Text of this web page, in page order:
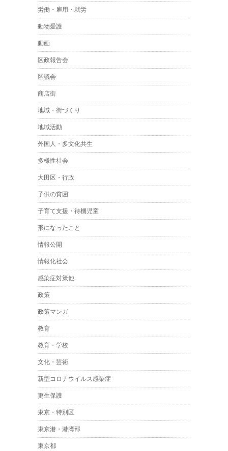
労働・雇用・就労
動物愛護
動画
区政報告会
区議会
商店街
地域・街づくり
地域活動
外国人・多文化共生
多様性社会
大田区・行政
子供の貧困
子育て支援・待機児童
形になったこと
情報公開
情報化社会
感染症対策他
政策
政策マンガ
教育
教育・学校
文化・芸術
新型コロナウイルス感染症
更生保護
東京・特別区
東京港・港湾部
東京都